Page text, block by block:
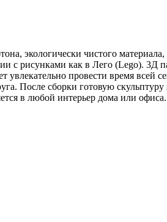
экологически чистого
с рисунками как в Лего (Lego). 3Д
провести время всей
После сборки готовую
в любой интерьер дома или